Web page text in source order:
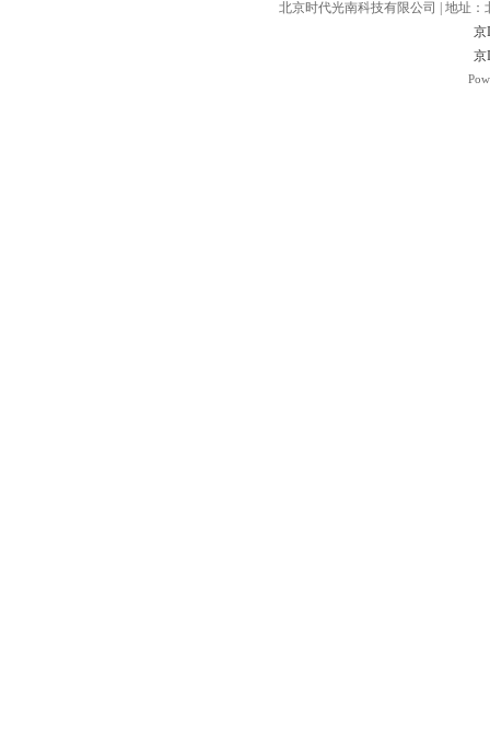
北京时代光南科技有限公司 | 地址：
京
京